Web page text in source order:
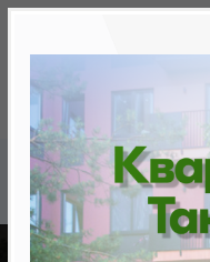
Скидки на